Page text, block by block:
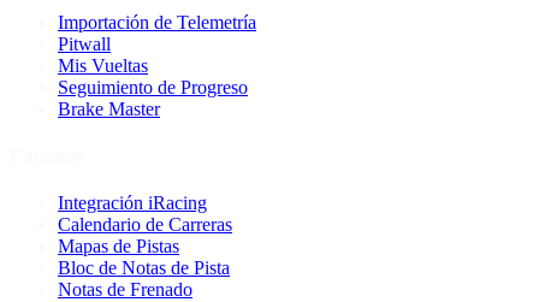
Importación de Telemetría
Pitwall
Mis Vueltas
Seguimiento de Progreso
Brake Master
Integración iRacing
Calendario de Carreras
Mapas de Pistas
Bloc de Notas de Pista
Notas de Frenado